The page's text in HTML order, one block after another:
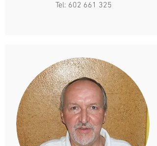
Tel: 602 661 325